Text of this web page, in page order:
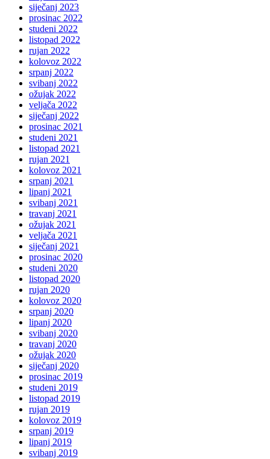
siječanj 2023
prosinac 2022
studeni 2022
listopad 2022
rujan 2022
kolovoz 2022
srpanj 2022
svibanj 2022
ožujak 2022
veljača 2022
siječanj 2022
prosinac 2021
studeni 2021
listopad 2021
rujan 2021
kolovoz 2021
srpanj 2021
lipanj 2021
svibanj 2021
travanj 2021
ožujak 2021
veljača 2021
siječanj 2021
prosinac 2020
studeni 2020
listopad 2020
rujan 2020
kolovoz 2020
srpanj 2020
lipanj 2020
svibanj 2020
travanj 2020
ožujak 2020
siječanj 2020
prosinac 2019
studeni 2019
listopad 2019
rujan 2019
kolovoz 2019
srpanj 2019
lipanj 2019
svibanj 2019